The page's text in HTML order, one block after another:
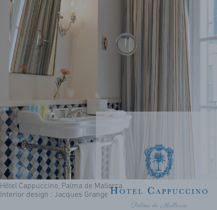
Hôtel Cappuccino, Palma de Mallorca
Interior design : Jacques Grange